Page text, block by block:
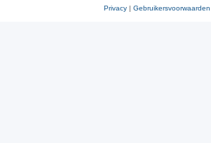
Privacy | Gebruikersvoorwaarden